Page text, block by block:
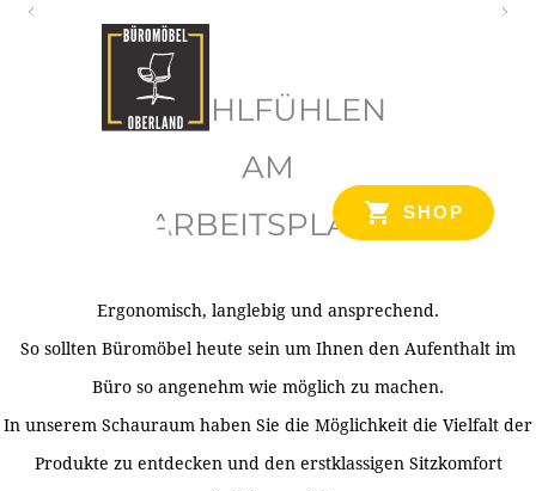
SHOP
WOHLFÜHLEN
AM
ARBEITSPLATZ
Ergonomisch, langlebig und ansprechend.
So sollten Büromöbel heute sein um Ihnen den Aufenthalt im
Büro so angenehm wie möglich zu machen.
In unserem Schauraum haben Sie die Möglichkeit die Vielfalt der
Produkte zu entdecken und den erstklassigen Sitzkomfort